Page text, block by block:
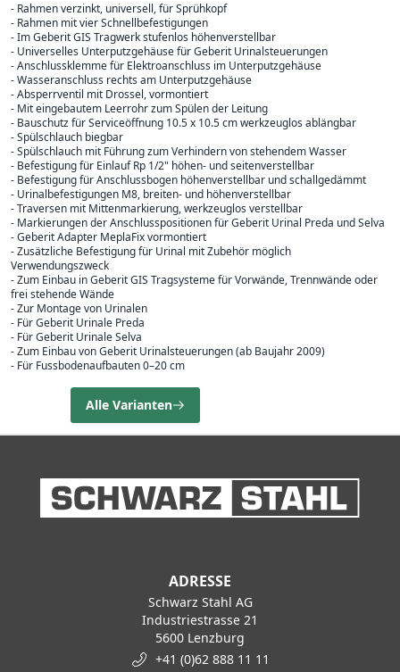
- Rahmen verzinkt, universell, für Sprühkopf
- Rahmen mit vier Schnellbefestigungen
- Im Geberit GIS Tragwerk stufenlos höhenverstellbar
- Universelles Unterputzgehäuse für Geberit Urinalsteuerungen
- Anschlussklemme für Elektroanschluss im Unterputzgehäuse
- Wasseranschluss rechts am Unterputzgehäuse
- Absperrventil mit Drossel, vormontiert
- Mit eingebautem Leerrohr zum Spülen der Leitung
- Bauschutz für Serviceöffnung 10.5 x 10.5 cm werkzeuglos ablängbar
- Spülschlauch biegbar
- Spülschlauch mit Führung zum Verhindern von stehendem Wasser
- Befestigung für Einlauf Rp 1/2" höhen- und seitenverstellbar
- Befestigung für Anschlussbogen höhenverstellbar und schallgedämmt
- Urinalbefestigungen M8, breiten- und höhenverstellbar
- Traversen mit Mittenmarkierung, werkzeuglos verstellbar
- Markierungen der Anschlusspositionen für Geberit Urinal Preda und Selva
- Geberit Adapter MeplaFix vormontiert
- Zusätzliche Befestigung für Urinal mit Zubehör möglich
Verwendungszweck
- Zum Einbau in Geberit GIS Tragsysteme für Vorwände, Trennwände oder
frei stehende Wände
- Zur Montage von Urinalen
- Für Geberit Urinale Preda
- Für Geberit Urinale Selva
- Zum Einbau von Geberit Urinalsteuerungen (ab Baujahr 2009)
- Für Fussbodenaufbauten 0–20 cm
Alle Varianten
ADRESSE
Schwarz Stahl AG
Industriestrasse 21
5600 Lenzburg
+41 (0)62 888 11 11